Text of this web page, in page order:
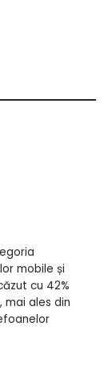
mobile și
cu 42%
mai ales din